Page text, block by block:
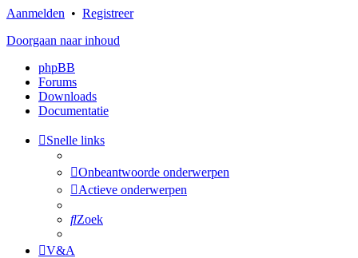
Aanmelden • Registreer
Doorgaan naar inhoud
phpBB
Forums
Downloads
Documentatie
Snelle links
Onbeantwoorde onderwerpen
Actieve onderwerpen
Zoek
V&A